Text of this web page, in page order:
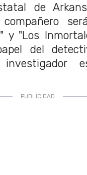
de
y "Los
del